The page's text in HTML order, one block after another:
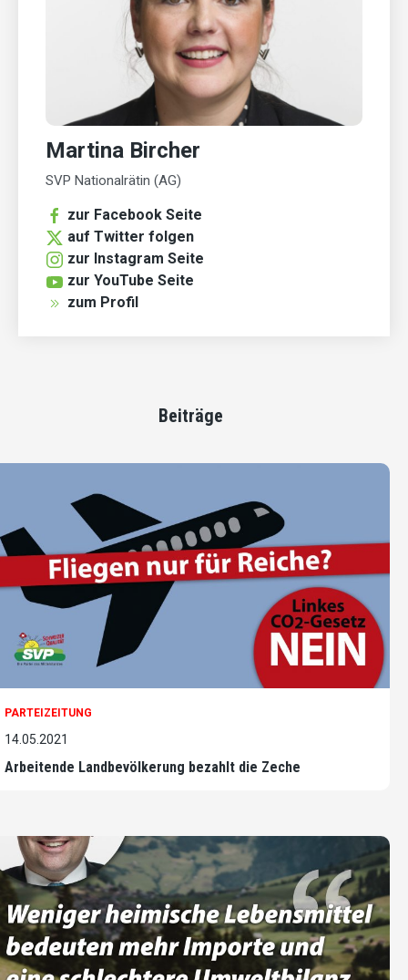
Martina Bircher
SVP Nationalrätin (AG)
zur Facebook Seite
auf Twitter folgen
zur Instagram Seite
zur YouTube Seite
zum Profil
Beiträge
PARTEIZEITUNG
14.05.2021
Arbeitende Landbevölkerung bezahlt die Zeche